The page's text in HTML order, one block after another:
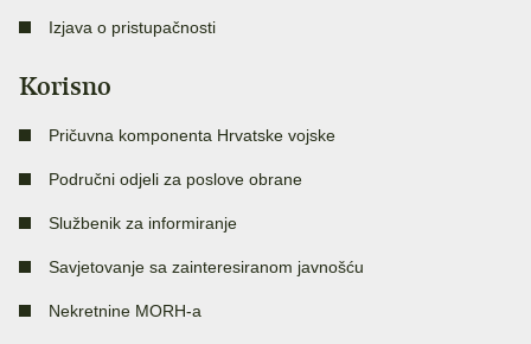
Izjava o pristupačnosti
Korisno
Pričuvna komponenta Hrvatske vojske
Područni odjeli za poslove obrane
Službenik za informiranje
Savjetovanje sa zainteresiranom javnošću
Nekretnine MORH-a